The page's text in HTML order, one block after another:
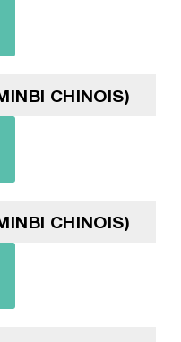
CHINOIS)
CHINOIS)